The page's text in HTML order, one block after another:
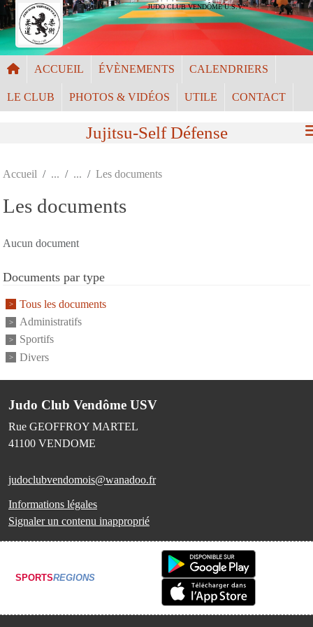
JUDO CLUB VENDÔME U.S.V.
ACCUEIL ÉVÈNEMENTS CALENDRIERS
LE CLUB PHOTOS & VIDÉOS UTILE CONTACT
Jujitsu-Self Défense
Accueil Les documents
Les documents
Aucun document
Documents par type
Tous les documents
Administratifs
Sportifs
Divers
Judo Club Vendôme USV
Rue GEOFFROY MARTEL
41100 VENDOME
judoclubvendomois@wanadoo.fr
Informations légales
Signaler un contenu inapproprié
SPORTSREGIONS
Panneau de gestion des cookies